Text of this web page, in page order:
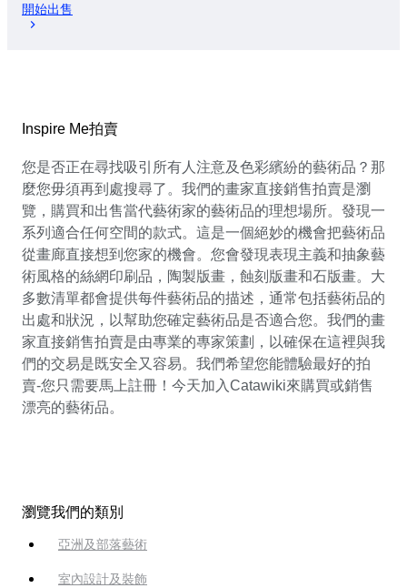
開始出售
Inspire Me拍賣
您是否正在尋找吸引所有人注意及色彩繽紛的藝術品？那
麼您毋須再到處搜尋了。我們的畫家直接銷售拍賣是瀏
覽，購買和出售當代藝術家的藝術品的理想場所。發現一
系列適合任何空間的款式。這是一個絕妙的機會把藝術品
從畫廊直接想到您家的機會。您會發現表現主義和抽象藝
術風格的絲網印刷品，陶製版畫，蝕刻版畫和石版畫。大
多數清單都會提供每件藝術品的描述，通常包括藝術品的
出處和狀況，以幫助您確定藝術品是否適合您。我們的畫
家直接銷售拍賣是由專業的專家策劃，以確保在這裡與我
們的交易是既安全又容易。我們希望您能體驗最好的拍
賣-您只需要馬上註冊！今天加入Catawiki來購買或銷售
漂亮的藝術品。
瀏覽我們的類別
亞洲及部落藝術
室內設計及裝飾